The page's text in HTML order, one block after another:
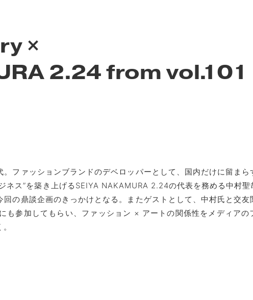
×
2.24 from vol.101
ファッションブランドのデベロッパーとして、国内だけに留ま
ネス”を築き上げるSEIYA NAKAMURA 2.24の代表を務める中村
の鼎談企画のきっかけとなる。またゲストとして、中村氏と交友
参加してもらい、ファッション × アートの関係性をメディアの